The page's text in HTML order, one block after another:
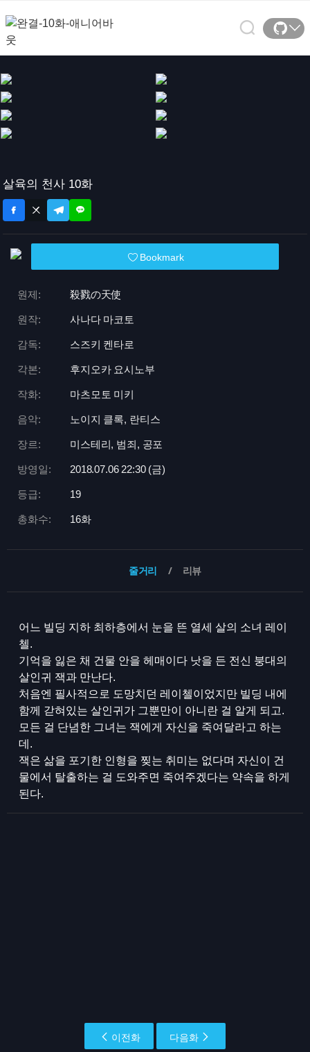
살육의 천사 10화
Bookmark
원제: 殺戮の天使
원작: 사나다 마코토
감독: 스즈키 켄타로
각본: 후지오카 요시노부
작화: 마츠모토 미키
음악: 노이지 클록, 란티스
장르: 미스테리, 범죄, 공포
방영일: 2018.07.06 22:30 (금)
등급: 19
총화수: 16화
줄거리 리뷰
어느 빌딩 지하 최하층에서 눈을 뜬 열세 살의 소녀 레이
첼.
기억을 잃은 채 건물 안을 헤매이다 낫을 든 전신 붕대의
살인귀 잭과 만난다.
처음엔 필사적으로 도망치던 레이첼이었지만 빌딩 내에
함께 갇혀있는 살인귀가 그뿐만이 아니란 걸 알게 되고.
모든 걸 단념한 그녀는 잭에게 자신을 죽여달라고 하는
데.
잭은 삶을 포기한 인형을 찢는 취미는 없다며 자신이 건
물에서 탈출하는 걸 도와주면 죽여주겠다는 약속을 하게
된다.
이전화 다음화